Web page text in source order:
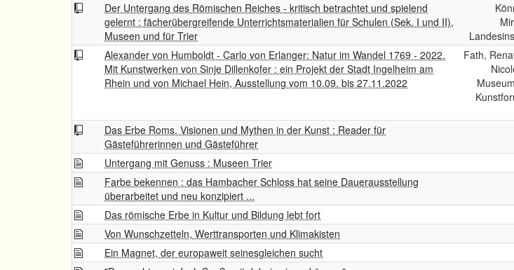
Der Untergang des Römischen Reiches - kritisch betrachtet und spielend
gelernt : fächerübergreifende Unterrichtsmaterialien für Schulen (Sek. I und II),
Museen und für Trier
Alexander von Humboldt - Carlo von Erlanger: Natur im Wandel 1769 - 2022.
Mit Kunstwerken von Sinje Dillenkofer : ein Projekt der Stadt Ingelheim am
Rhein und von Michael Hein, Ausstellung vom 10.09. bis 27.11.2022
Fath,
Das Erbe Roms. Visionen und Mythen in der Kunst : Reader für
Gästeführerinnen und Gästeführer
Untergang mit Genuss : Museen Trier
Farbe bekennen : das Hambacher Schloss hat seine Dauerausstellung
überarbeitet und neu konzipiert ...
Das römische Erbe in Kultur und Bildung lebt fort
Von Wunschzetteln, Werttransporten und Klimakisten
Ein Magnet, der europaweit seinesgleichen sucht